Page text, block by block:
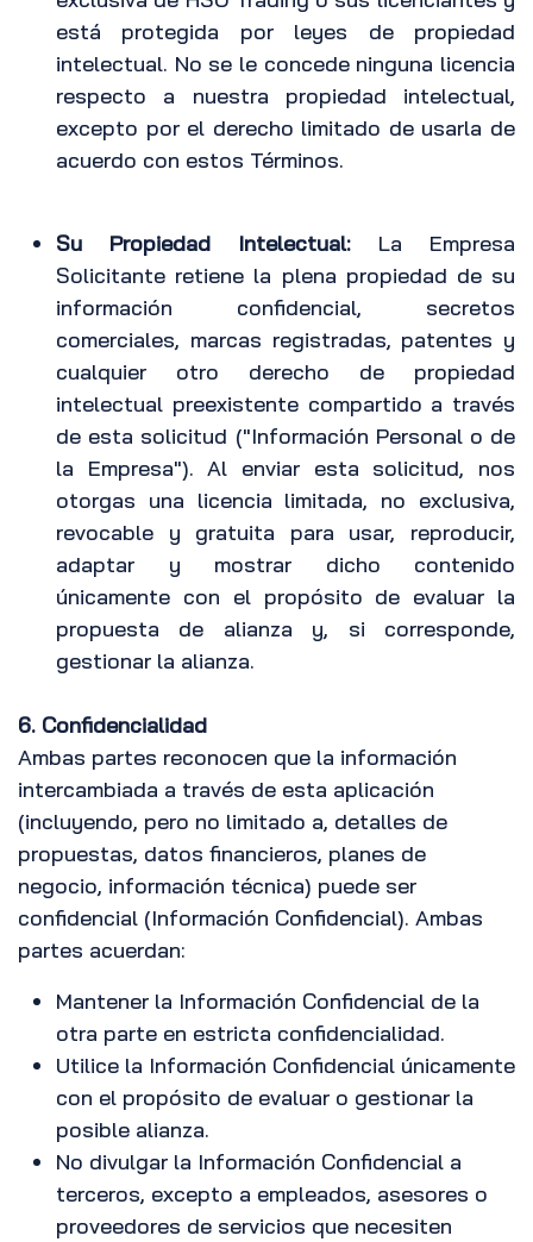
está protegida por leyes de propiedad
intelectual. No se le concede ninguna licencia
respecto a nuestra propiedad intelectual,
excepto por el derecho limitado de usarla de
acuerdo con estos Términos.
Su Propiedad Intelectual: La Empresa
Solicitante retiene la plena propiedad de su
información confidencial, secretos
comerciales, marcas registradas, patentes y
cualquier otro derecho de propiedad
intelectual preexistente compartido a través
de esta solicitud ("Información Personal o de
la Empresa"). Al enviar esta solicitud, nos
otorgas una licencia limitada, no exclusiva,
revocable y gratuita para usar, reproducir,
adaptar y mostrar dicho contenido
únicamente con el propósito de evaluar la
propuesta de alianza y, si corresponde,
gestionar la alianza.
6. Confidencialidad
Ambas partes reconocen que la información
intercambiada a través de esta aplicación
(incluyendo, pero no limitado a, detalles de
propuestas, datos financieros, planes de
negocio, información técnica) puede ser
confidencial (Información Confidencial). Ambas
partes acuerdan:
Mantener la Información Confidencial de la
otra parte en estricta confidencialidad.
Utilice la Información Confidencial únicamente
con el propósito de evaluar o gestionar la
posible alianza.
No divulgar la Información Confidencial a
terceros, excepto a empleados, asesores o
proveedores de servicios que necesiten